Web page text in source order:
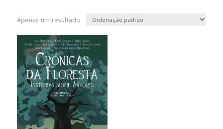
Apenas um resultado